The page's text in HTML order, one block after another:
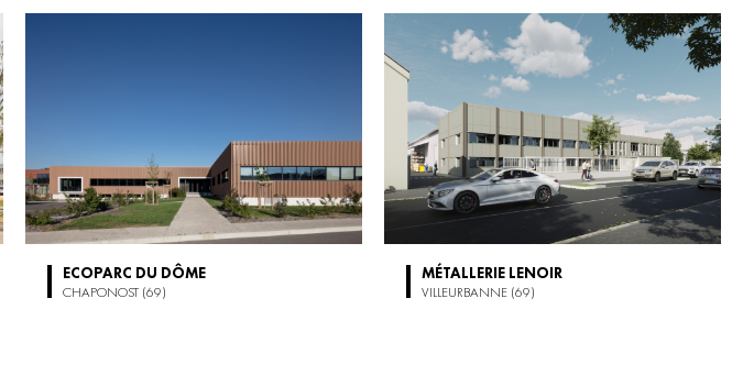
ECOPARC DU DÔME
CHAPONOST (69)
MÉTALLERIE LENOIR
VILLEURBANNE (69)